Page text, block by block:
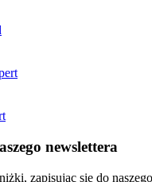
newslettera
zapisując się do